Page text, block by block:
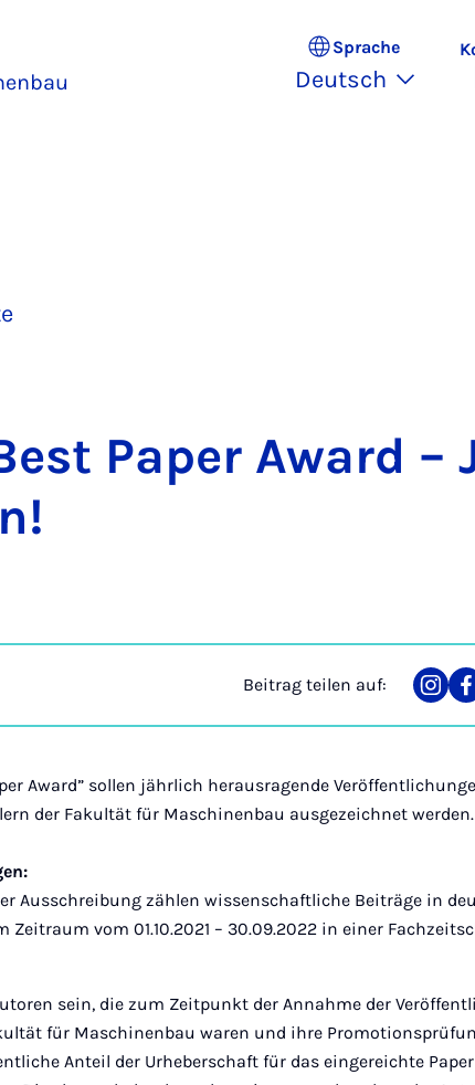
Sprache
Deutsch
Pa­per Award –
Beitrag teilen auf:
auf
Award” sollen jährlich herausragende
der Fakultät für Maschinenbau ausgezeichnet werden.
Ausschreibung zählen wissenschaftliche Beiträge in
Zeitraum vom 01.10.2021 – 30.09.2022 in einer
sein, die zum Zeitpunkt der Annahme der
für Maschinenbau waren und ihre
Anteil der Urheberschaft für das eingereichte